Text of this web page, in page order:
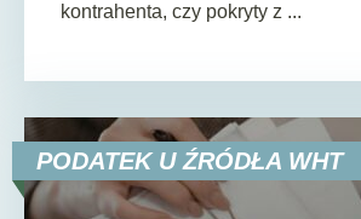
kontrahenta, czy pokryty z ...
PODATEK U ŹRÓDŁA WHT